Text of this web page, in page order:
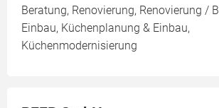
Beratung, Renovierung, Renovierung /
Einbau, Küchenplanung & Einbau,
Küchenmodernisierung